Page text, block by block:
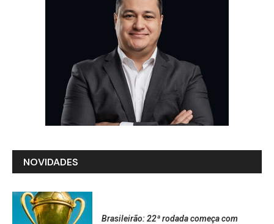
NOVIDADES
Brasileirão: 22ª rodada começa com